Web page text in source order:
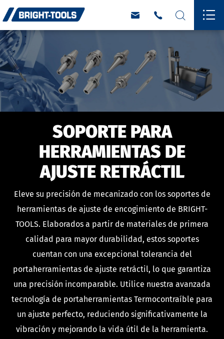
   
SOPORTE PARA
HERRAMIENTAS DE
AJUSTE RETRÁCTIL
Eleve su precisión de mecanizado con los soportes de
herramientas de ajuste de encogimiento de BRIGHT-
TOOLS. Elaborados a partir de materiales de primera
calidad para mayor durabilidad, estos soportes
cuentan con una excepcional tolerancia del
portaherramientas de ajuste retráctil, lo que garantiza
una precisión incomparable. Utilice nuestra avanzada
tecnología de portaherramientas Termocontraíble para
un ajuste perfecto, reduciendo significativamente la
vibración y mejorando la vida útil de la herramienta.